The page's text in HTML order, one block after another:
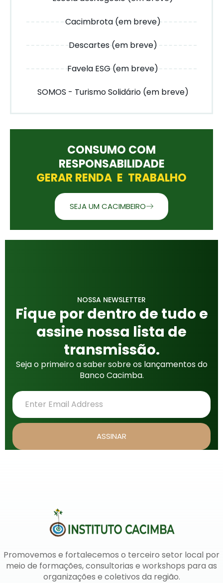
Cacimbrota (em breve)
Descartes (em breve)
Favela ESG (em breve)
SOMOS - Turismo Solidário (em breve)
CONSUMO COM
RESPONSABILIDADE
GERAR RENDA E TRABALHO
SEJA UM CACIMBEIRO
NOSSA NEWSLETTER
Fique por dentro de tudo e
assine nossa lista de
transmissão.
Seja o primeiro a saber sobre os lançamentos do
Banco Cacimba.
ASSINAR
Promovemos e fortalecemos o terceiro setor local por
meio de formações, consultorias e workshops para as
organizações e coletivos da região.